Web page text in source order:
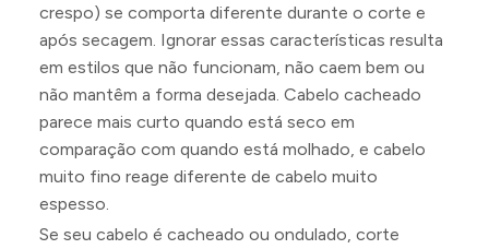
crespo) se comporta diferente durante o corte e
após secagem. Ignorar essas características resulta
em estilos que não funcionam, não caem bem ou
não mantêm a forma desejada. Cabelo cacheado
parece mais curto quando está seco em
comparação com quando está molhado, e cabelo
muito fino reage diferente de cabelo muito
espesso.
Se seu cabelo é cacheado ou ondulado, corte